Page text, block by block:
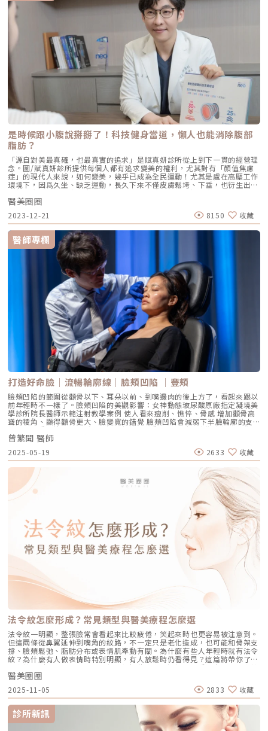
是時候跟小腹說掰掰了！科技健身當道，懶人也能消除腹部
脂肪？
「源自對美最真確，也最真實的追求」是賦真妍診所從上到下一貫的經營理
念。圖/賦真妍診所提供每個人都有追求變美的權利，尤其對有「顏值焦慮
症」的現代人來說，如何變美，幾乎已成為全民運動！尤其是處在高壓工作
環境下，因爲久坐、缺乏運動，長久下來不僅皮膚鬆垮、下垂，也衍生出體
態與健康問題。賦真妍皮膚專科診所陳建名院長認為，把健康放在美之前，
是他一貫的原則；而先求不傷身體，再求有效，從「心」幫客戶找回自我認
同感，這才是他認定的美！女人就要愛自己！從「心」找回自信感標榜最懂
女人心，堅持親身試「妍」的賦真妍皮膚專科診所，擁有從臉部到身體的完
整客製化療程，用心為每一位追求美的客人，打造無微不至的量身美學。
圖/賦真妍診所提供21世紀醫美當道，以小編身旁的同事、朋友為例，舉凡
臉鬆弛、法令紋、木偶紋、身體肥胖、甚至肌肉鬆垮、肌耐力不足…等問
題，大家都期待能找到快速、有效的方式解決這些問題。拜醫療科技所賜，
醫美的確能幫助很多人實現變美的期待，陳建名院長分析目前最夯的醫美趨
勢，不外是臉部拉提、肌膚改善，還有Fit美力崛起所帶動的體雕熱潮等。各
種醫美設備也不斷推陳出新，來解決消費者的痛點。「女人一定要愛自
己！」陳建名院長發自內心的感慨著。執醫多年，他發現很多消費者之所以
想要變美，是因為對自己的外表不自信！家庭主婦怕自己變黃臉婆，上班族
希望調整外貌讓自比變得更自信，50+的熟齡族怕自己比同齡的人看起來更
老…讓這群人先從皮囊上找出自己的自信點，進一步讓心理層面更加有自
信，這也是賦真妍成立的初衷。希望在不斷進化的醫美潮流中，落實「源自
對美最真確，也最真實的追求」理念。專業，是建立在良心的基礎上！給客
戶最適合的才是王道院長陳建名認為專業要建立在良心的基礎上，而不是把
客戶當搖錢樹。圖/賦真妍診所提供在分享自己的初衷時，最讓小編訝異
的，是陳建名院長直白剖析醫美界少部分的陋習：把客戶當搖錢樹，不是給
客戶最適合的，而是給最貴的！「不是每個醫生都有良心的」，陳建名院長
就遇過有些客人，明明只是一些小問題，譬如單純皮膚鬆弛造成的臉部下
垂，評估只需做音波就能解決大部分問題，但不肖診所可能會一次端出組合
套餐，例如電、音波療程之外同時加上臉部埋線、針劑注射…等，夯不郎當
花了30多萬，結果效果也不好，導致臉部線條凹凸不平整，皮膚變薄，甚至
脂肪過度消溶…等問題產生。診所開立3年來，陳建名院長喜歡跟客人互
動、溝通，更拒絕把客人當搖錢樹，期許創造一個和諧、值得信賴並讓客人
更了解賦真妍的服務空間。他對自我的要求也很高，同步也會要求所有工作
人員，「絕對專業，才不會過度承諾客人」，也不會造成客戶認知上的嚴重
落差，導致對診所的不信任。科技健身！雕塑曲線的不流汗運動要解決消費
者的痛點，各種先進的專業技術要到位，醫美設備也必須推陳出新，與時俱
進，賦真妍診所設計了多個專屬的療程空間，圖為鍛鍊盆底肌的EMSELLA
G動28治療室。圖/賦真妍診所提供診所成立的初期，賦真妍診所就為了許
多女性尤其產後族群的需求，引進來自英國的盆底肌肉鍛鍊儀器，並為此專
門打造了一間專屬的EMSELLA G動28治療室，在經歷了一波波的疫情之
後，全球關注健康與熱愛運動的民眾越來越多，並期望透過上健身房重量訓
練鍛鍊肌肉線條，增肌減脂，雕塑體態。小編最愛的妮可基嫚、珍妮佛羅培
茲、志玲姊姊等，各個都是外表既美麗、曲線又緊實的超級大美女。「你總
不能臉看起來像30歲，脖子以下像50歲的歐巴桑吧！」從健康的角度來
看，一般人30歲開始肌肉量快速流失，尤其是久坐不動的上班族、沒有運動
習慣的中壯年等，肌肉量都會流失，導致肌耐力不足，精神也會明顯萎靡頹
廢，如果不抽出時間來運動，問題會更嚴重。但不管是重訓、仰臥起坐等，
如果運動長度不夠，很難練出成效。針對這一波體雕的趨勢，業界推出了一
款號稱懶人健身法的設備：EMSCULPT NEO熱磁減脂。這種雕塑曲線的不
流汗運動，除了可以雕塑局部線條，鍛鍊肌耐力之外同時能達到減少脂肪量
及緊實的效果，陳建名院長表示約4-8堂療程就會有感。泡芙族不怕！
EMSCULPT NEO精準雕琢妳的美想要有效減脂增肌，若運動量不夠，很難
達到效果。尤其久坐不動的上班族，很容易肌肉量不足，陳建名院長認為科
技健身，將是未來的趨勢之一。圖/賦真妍診所提供陳建名院長表示，
EMSCULPT NEO就是很好的科技健身及體雕方式，依不同族群的痛點來
看，對內餡很「油」的泡芙族來說，比起冷凍溶脂、鳳凰電波，EMSCULPT
NEO除了RF減脂電波能消除脂肪細胞外，專利HIFEM磁能更夠刺激肌肉纖維
達到超極限收縮，進而達到鍛鍊肌肉、快速消耗能量與減少脂肪細胞的效
果。對上班族及媽媽族群來說，不管是肌力流失、肌肉萎縮，EMSCULPT
NEO皆能強化局部肌肉的雕塑；有的媽媽生完小孩後，腹直肌分離，肚皮變
得鬆垮，做了熱磁減脂療程後，明顯感受肚子變緊實，且在練核心肌群的同
時，一併消除內臟脂肪。講求精準治療的賦真妍診所院長陳建名醫師，在
EMSCULPT NEO療程前會透過超音波設備評估客人的脂肪及肌肉分佈位
置，並給予合適的能量及參數。 圖/賦真妍診所提供賦真妍講求精準治療，
所以在EMSCULPT NEO療程開始之前會先透過超音波檢查，觀察脂肪及肌
肉的分佈，再給予合適的能量及參數調整「用科技的方式健身，可以更精
準！」EMSCULPT NEO是一種非侵入性體雕療程，透過RF減脂電波加上專
利的HIFEM+技術，可以讓脂肪細胞凋亡，緊實線條，體圍減少。這個療程
也隨著年底派對活動的增加，許多民眾希望能穿著較貼身的衣服展露身材曲
線，讓小編很難想像的是，秋冬竟也是熱磁減脂療程的旺季呢！來自客戶的
醫美圈圈
2023-12-21 8150 收藏
醫師專欄
打造好命臉｜流暢輪廓線｜臉頰凹陷 ｜豐頰
臉頰凹陷的範圍從顴骨以下、耳朵以前、到嘴邊肉的後上方了，看起來跟以
前年輕時不一樣了。臉頰凹陷的美觀影響：女神動態玻尿酸原廠指定凝境美
學診所院長醫師示範注射教學案例 使人看來瘦削、憔悴、骨感 增加顴骨高
聳的稜角、顯得顴骨更大、臉變寬的錯覺 臉頰凹陷會減弱下半臉輪廓的支
撐，而加重嘴邊肉的下垂、加深木偶紋女神動態玻尿酸原廠指定凝境美學診
所院長醫師示範注射教學案例（圖／凝境美學診所-曾繁聞醫師提供）女神
動態玻尿酸原廠指定凝境美學診所院長醫師示範注射教學案例（圖／凝境美
學診所-曾繁聞醫師提供）臉頰凹陷的形成原因 –並不是「膠原蛋白流失」！
一般坊間俗稱臉頰飽滿的年輕外型為「膠原蛋白滿滿」的臉型，因此把臉頰
凹陷歸咎於「膠原蛋白流失」。事實上，膠原蛋白的含量與臉型胖瘦無關。
膠原蛋白流失所造成的外觀變化是皮膚鬆弛、下垂、皺紋。而造成臉頰凹陷
的原因是脂肪與肌肉體積的相對不足： 先天顴骨寬大 軟組織發育不足，皮
下脂肪少 體重減輕，皮下脂肪厚度減少 老化造成脂肪體積流失、肌肉萎縮
咬肌瘦小臉，肉毒素錯誤注射，造成咀嚼肌過度萎縮 牙套臉，因牙齒矯
正，造成熱量攝取下降、咀嚼肌用進廢退，產生臉頰凹陷，加深木偶紋和法
令紋凝境美學診所院長擔任精靈針原廠國際講師 示範注射教學案例（圖／
凝境美學診所-曾繁聞醫師提供）臉頰凹陷的治療方式頰凹除了美觀、顯老
的問題以外，也有的患者認為會影響面相，而尋求如何補救的方法。改善面
頰凹陷需要以微整形注射、或手術補自體脂肪來增加體積。微整形填充的材
料選擇包括玻尿酸、與膠原蛋白增生劑：凝境美學診所曾繁聞院長受加拿大
美容醫學協會邀請至多倫多教演講 為現場數百名加拿大醫護示範微整形注
射教學（圖／凝境美學診所-曾繁聞醫師提供）玻尿酸包括美國 喬雅登、瑞
典 瑞絲朗、德國水無痕/保柔緹、瑞士 緹奧希/隱形玻尿酸等。優點是立即
見效、體積精確、不需等待、不需按摩，而且是唯一有降解酶的選擇。凝境
美學診所院長擔任德國保柔緹Belotero水無痕玻尿酸原廠全球級醫學顧問示
範注射教學案例（圖／凝境美學診所-曾繁聞醫師提供）膠原蛋白增生劑 –Â
逐漸生長類艾麗斯Aesthefill聚雙旋乳酸/精靈針、舒顏萃Sculptra聚左旋乳
酸/4D童妍針、大分子喬雅露Juvelook Lenisna、薇貝拉Vivibella等等。因
為需要使用無菌蒸餾水泡製產品，因此注射完當下的效果有一部分是水分的
體積，當水份被吸收掉之後會再度出現凹陷，直到1~3個月後逐漸刺激膠原
蛋白軟組織增生，才又逐漸澎起。依據不同產品、不同泡製濃度，單次治療
的進步程度大約3~6成之間，可能需要1~3次的階段性治療。優點是增生的
膠原蛋白可提提供額外的緊緻拉提效果、並且同時改善膚質。精靈針
Aesthefill艾麗斯原廠指定凝境美學診所院長示範注射教學案例（圖／凝境
美學診所-曾繁聞醫師提供）4D童妍針Sculptra舒顏萃原廠邀請凝境美學診
所院長醫師至韓國首爾延世大學醫院演講教學案例（圖／凝境美學診所-曾
繁聞醫師提供）膠原蛋白增生劑 –立即填充類洢蓮詩Ellanse少女針/奇蹟
針、晶亮瓷Radiesse微晶瓷。有立即填充的效果，後續接著膠原蛋白增生。
質地較為紮實，需要均勻分散注射以避免硬塊結節。凝境美學診所院長擔任
微晶瓷Radiesse晶亮瓷原廠全球級醫學顧問示範注射教學案例（圖／凝境美
曾繁聞 醫師
2025-05-19 2633 收藏
法令紋怎麼形成？常見類型與醫美療程怎麼選
法令紋一明顯，整張臉常會看起來比較疲倦，笑起來時也更容易被注意到。
但這兩條從鼻翼延伸到嘴角的紋路，不一定只是老化造成，也可能和骨架支
撐、臉頰鬆弛、脂肪分布或表情肌牽動有關。為什麼有些人年輕時就有法令
紋？為什麼有人做表情時特別明顯，有人放鬆時仍看得見？這篇將帶你了解
法令紋的形成原因、常見類型與療程評估方向，選擇前先看懂自己的法令紋
屬於哪一種。什麼是法令紋？鼻翼到嘴角之間的明顯紋路「法令紋」又稱
「鼻唇溝」，位於鼻翼兩側，向下延伸至嘴角。有人只有在微笑、說話時比
較明顯，也有人即使表情放鬆，仍能看見較深的紋路或凹溝。依照紋路出現
的狀態，可以先簡單分成：動態型法令紋主要在說話、微笑或做表情時出
現，放鬆後會變淡。靜態型法令紋臉部放鬆時仍能看見，可能和骨架支撐、
皮膚鬆弛、脂肪位置或長期表情牽動有關。法令紋也常被誤認成「木偶
紋」，但兩者位置不同。法令紋是從鼻翼延伸至嘴角；木偶紋則是從嘴角往
醫美圈圈
2025-11-05 2833 收藏
診所新訊